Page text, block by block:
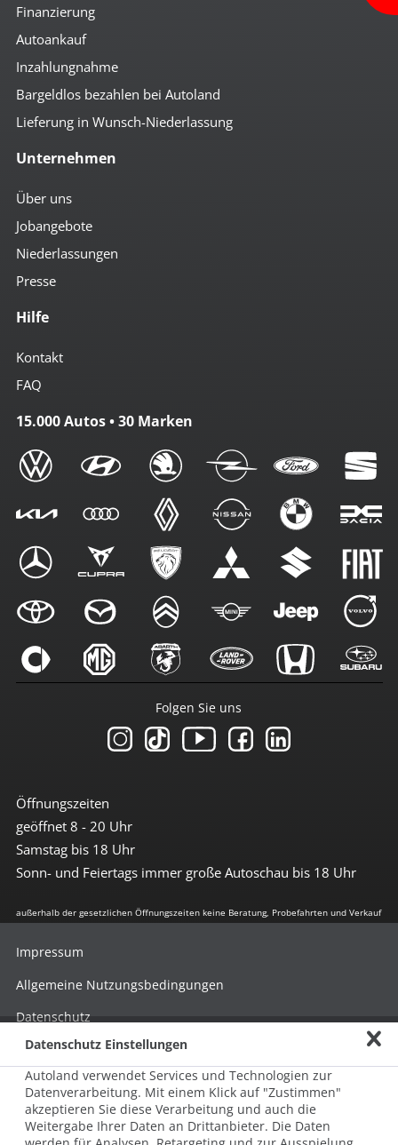
Finanzierung
Autoankauf
Inzahlungnahme
Bargeldlos bezahlen bei Autoland
Lieferung in Wunsch-Niederlassung
Unternehmen
Über uns
Jobangebote
Niederlassungen
Presse
Hilfe
Kontakt
FAQ
15.000 Autos • 30 Marken
Öffnungszeiten
geöffnet 8 - 20 Uhr
Samstag bis 18 Uhr
Sonn- und Feiertags immer große Autoschau bis 18 Uhr
Folgen Sie uns
außerhalb der gesetzlichen Öffnungszeiten keine Beratung, Probefahrten und Verkauf
© 2026 AUTOLAND 24 SE & Co. Betriebs KG
Impressum
Allgemeine Nutzungsbedingungen
Datenschutz
Hinweisgebersystem nach HinSchG
Beschwerde nach LkSG
Grundsatzerklärung zum LkSG
Datenschutz Einstellungen
Autoland verwendet Services und Technologien zur
Datenverarbeitung. Mit einem Klick auf "Zustimmen"
akzeptieren Sie diese Verarbeitung und auch die
Weitergabe Ihrer Daten an Drittanbieter. Die Daten